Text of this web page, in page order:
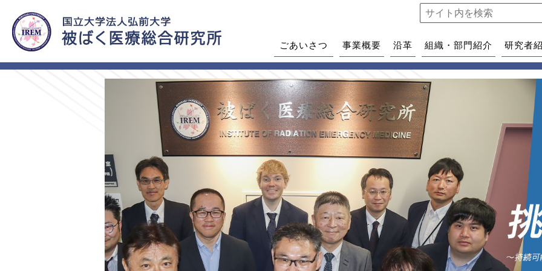
ごあいさつ 事業概要 沿革 組織・部門紹介 研究者